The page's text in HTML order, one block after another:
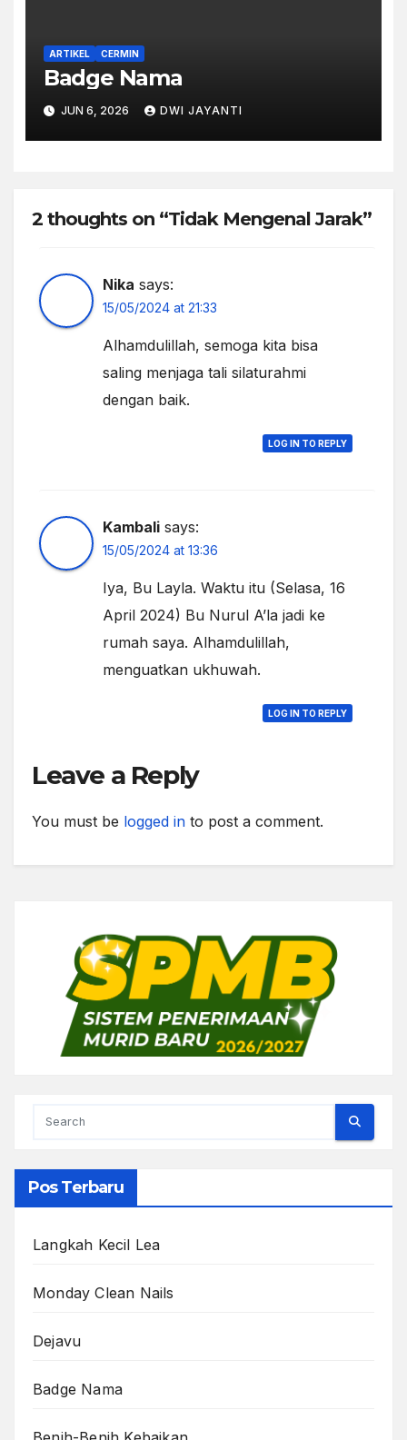
ARTIKEL CERMIN
Badge Nama
JUN 6, 2026 DWI JAYANTI
2 thoughts on “Tidak Mengenal Jarak”
Nika says:
15/05/2024 at 21:33
Alhamdulillah, semoga kita bisa
saling menjaga tali silaturahmi
dengan baik.
LOG IN TO REPLY
Kambali says:
15/05/2024 at 13:36
Iya, Bu Layla. Waktu itu (Selasa, 16
April 2024) Bu Nurul A’la jadi ke
rumah saya. Alhamdulillah,
menguatkan ukhuwah.
LOG IN TO REPLY
Leave a Reply
You must be logged in to post a comment.
Pos Terbaru
Langkah Kecil Lea
Monday Clean Nails
Dejavu
Badge Nama